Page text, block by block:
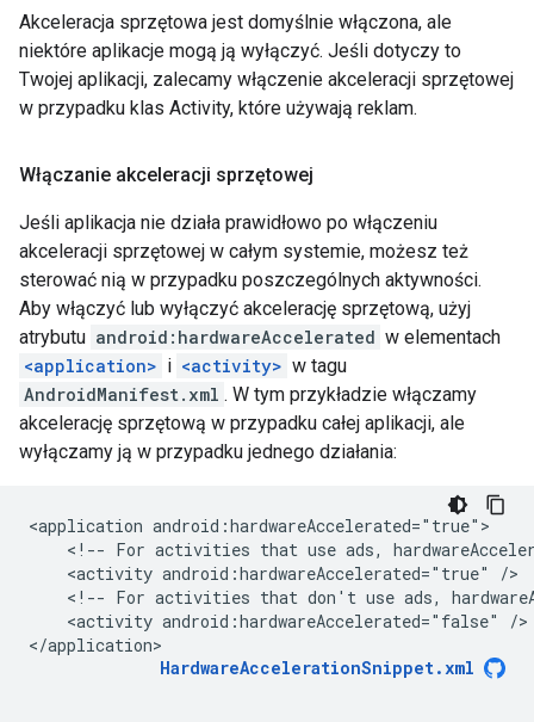
Akceleracja sprzętowa jest domyślnie włączona, ale
niektóre aplikacje mogą ją wyłączyć. Jeśli dotyczy to
Twojej aplikacji, zalecamy włączenie akceleracji sprzętowej
w przypadku klas Activity, które używają reklam.
Włączanie akceleracji sprzętowej
Jeśli aplikacja nie działa prawidłowo po włączeniu
akceleracji sprzętowej w całym systemie, możesz też
sterować nią w przypadku poszczególnych aktywności.
Aby włączyć lub wyłączyć akcelerację sprzętową, użyj
atrybutu android:hardwareAccelerated w elementach
<application> i <activity> w tagu
AndroidManifest.xml . W tym przykładzie włączamy
akcelerację sprzętową w przypadku całej aplikacji, ale
wyłączamy ją w przypadku jednego działania:
<application
<!-- For activities that use ads,
<activity android:hardwareAccelerated="true"
<!-- For activities that don't use ads,
<activity android:hardwareAccelerated="false"
/>
HardwareAccelerationSnippet.xml